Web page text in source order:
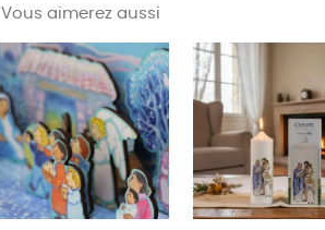
Vous aimerez aussi